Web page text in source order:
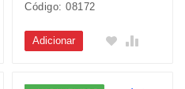
Código: 08172
Adicionar